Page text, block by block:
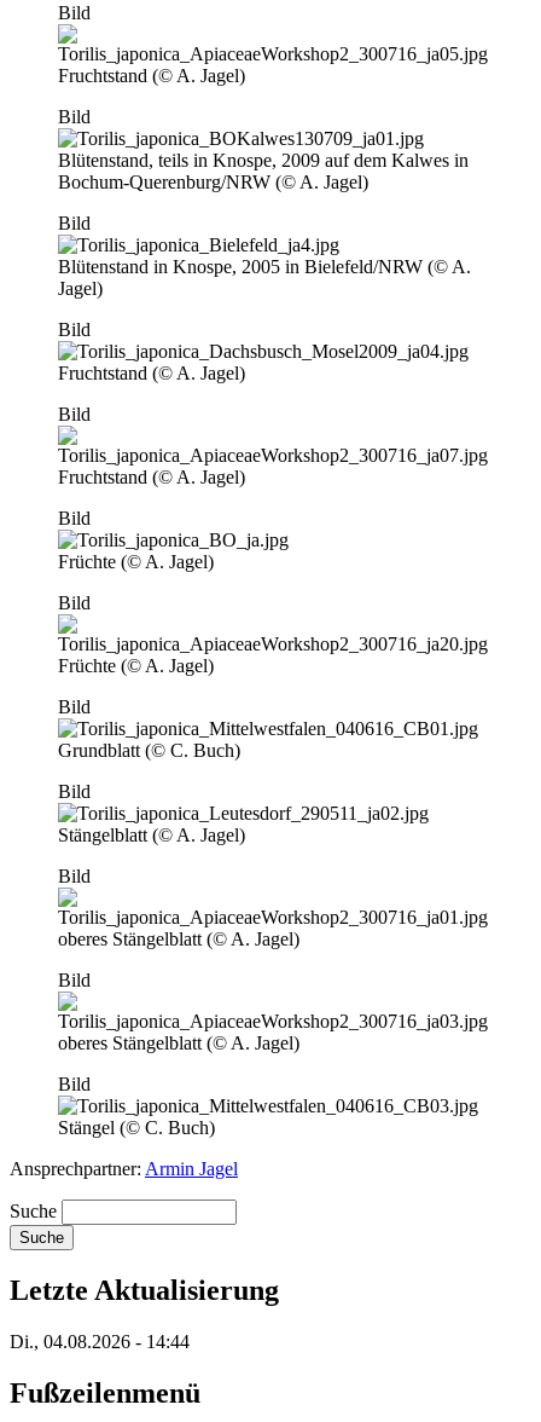
Bild
Fruchtstand (© A. Jagel)
Bild
Blütenstand, teils in Knospe, 2009 auf dem Kalwes in
Bochum-Querenburg/NRW (© A. Jagel)
Bild
Blütenstand in Knospe, 2005 in Bielefeld/NRW (© A.
Jagel)
Bild
Fruchtstand (© A. Jagel)
Bild
Fruchtstand (© A. Jagel)
Bild
Früchte (© A. Jagel)
Bild
Früchte (© A. Jagel)
Bild
Grundblatt (© C. Buch)
Bild
Stängelblatt (© A. Jagel)
Bild
oberes Stängelblatt (© A. Jagel)
Bild
oberes Stängelblatt (© A. Jagel)
Bild
Stängel (© C. Buch)
Ansprechpartner: Armin Jagel
Suche
Letzte Aktualisierung
Di., 04.08.2026 - 14:44
Fußzeilenmenü